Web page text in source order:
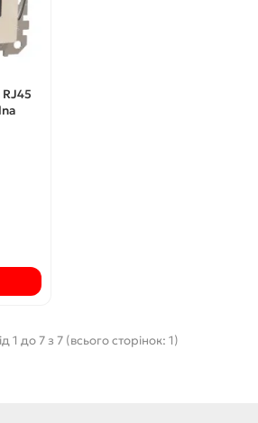
1 до 7 з 7 (всього сторінок: 1)